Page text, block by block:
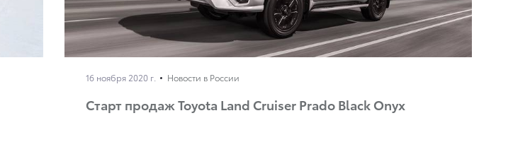
16 ноября 2020 г. Новости в России
Старт продаж Toyota Land Cruiser Prado Black Onyx